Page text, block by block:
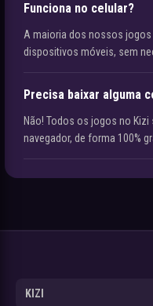
Funciona no celular?
A maioria dos nossos jogos
dispositivos móveis, sem
Precisa baixar alguma
Não! Todos os jogos no
navegador, de forma 100%
KIZI